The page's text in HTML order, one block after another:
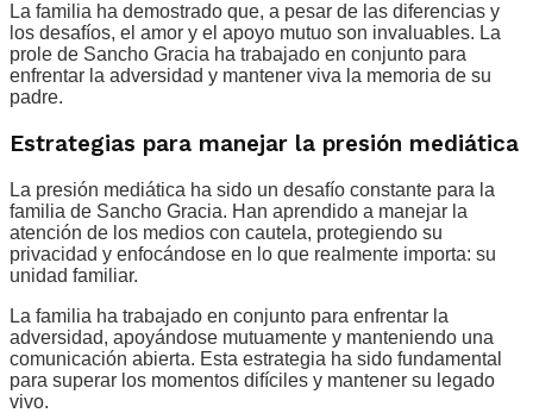
La familia ha demostrado que, a pesar de las diferencias y
los desafíos, el amor y el apoyo mutuo son invaluables. La
prole de Sancho Gracia ha trabajado en conjunto para
enfrentar la adversidad y mantener viva la memoria de su
padre.
Estrategias para manejar la presión mediática
La presión mediática ha sido un desafío constante para la
familia de Sancho Gracia. Han aprendido a manejar la
atención de los medios con cautela, protegiendo su
privacidad y enfocándose en lo que realmente importa: su
unidad familiar.
La familia ha trabajado en conjunto para enfrentar la
adversidad, apoyándose mutuamente y manteniendo una
comunicación abierta. Esta estrategia ha sido fundamental
para superar los momentos difíciles y mantener su legado
vivo.